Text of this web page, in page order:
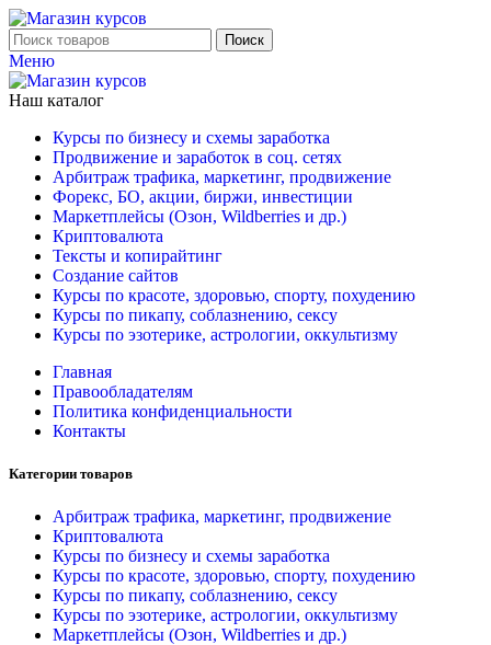
Поиск
Меню
Наш каталог
Курсы по бизнесу и схемы заработка
Продвижение и заработок в соц. сетях
Арбитраж трафика, маркетинг, продвижение
Форекс, БО, акции, биржи, инвестиции
Маркетплейсы (Озон, Wildberries и др.)
Криптовалюта
Тексты и копирайтинг
Создание сайтов
Курсы по красоте, здоровью, спорту, похудению
Курсы по пикапу, соблазнению, сексу
Курсы по эзотерике, астрологии, оккультизму
Главная
Правообладателям
Политика конфиденциальности
Контакты
Категории товаров
Арбитраж трафика, маркетинг, продвижение
Криптовалюта
Курсы по бизнесу и схемы заработка
Курсы по красоте, здоровью, спорту, похудению
Курсы по пикапу, соблазнению, сексу
Курсы по эзотерике, астрологии, оккультизму
Маркетплейсы (Озон, Wildberries и др.)